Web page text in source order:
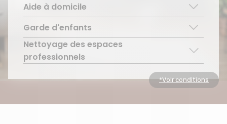
Ménage régulier
Ménage ponctuel
Repassage à domicile
Découvrir le service
Aide à domicile
Aide aux personnes âgées
Téléassistance pour personnes âgées
Accompagnement du handicap
Garde d'enfants
Garde d’enfants de plus de 3 ans
Nettoyage des espaces
professionnels
*Voir conditions